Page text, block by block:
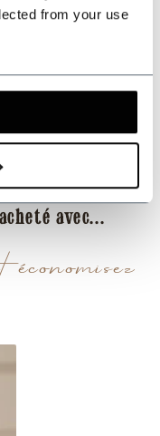
from your use
keurmerk
avec...